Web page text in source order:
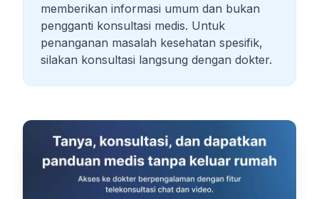
memberikan informasi umum dan bukan
pengganti konsultasi medis. Untuk
penanganan masalah kesehatan spesifik,
silakan konsultasi langsung dengan dokter.